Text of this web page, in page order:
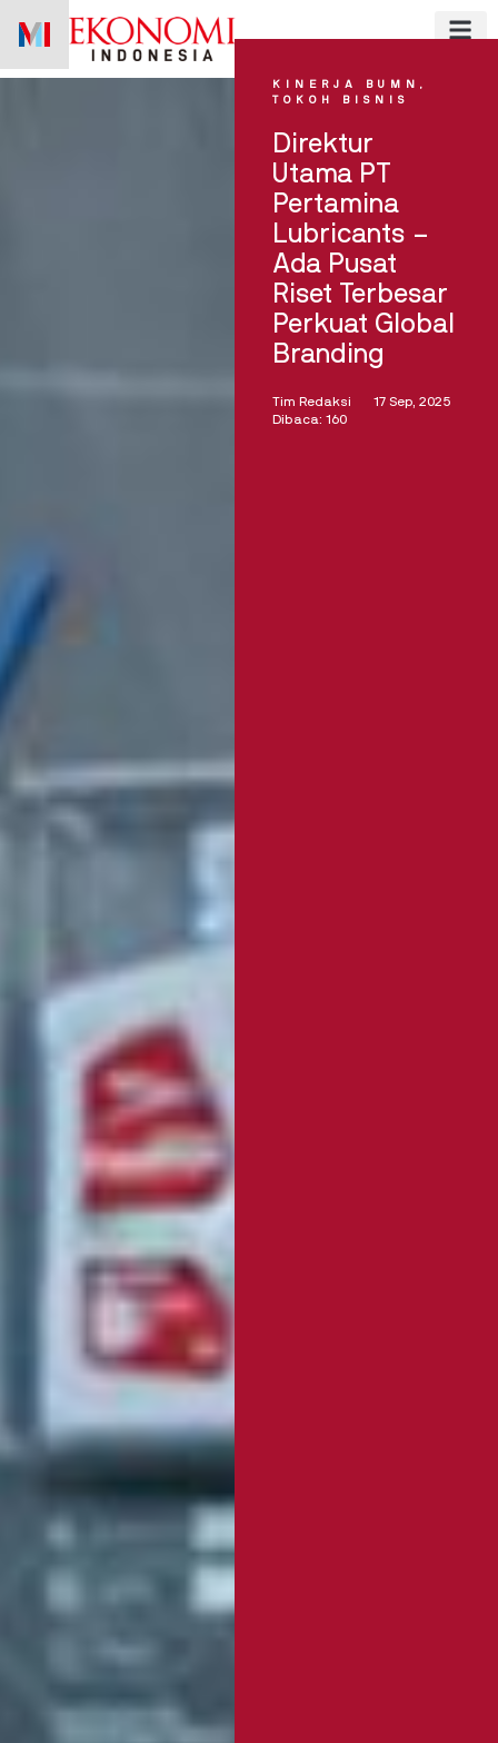
KINERJA BUMN,
TOKOH BISNIS
Direktur
Utama PT
Pertamina
Lubricants –
Ada Pusat
Riset Terbesar
Perkuat Global
Branding
Tim Redaksi
17 Sep, 2025
Dibaca: 160